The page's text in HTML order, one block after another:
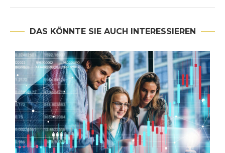
DAS KÖNNTE SIE AUCH INTERESSIEREN